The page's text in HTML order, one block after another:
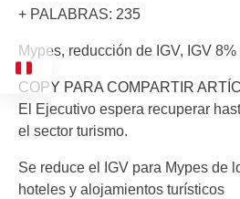
+ PALABRAS: 235
Mypes, reducción de IGV, IGV 8%
COPY PARA COMPARTIR
El Ejecutivo espera recuperar
el sector turismo.
Se reduce el IGV para Mypes de
hoteles y alojamientos turísticos